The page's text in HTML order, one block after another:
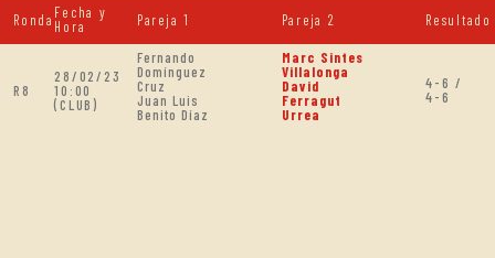
Ronda Fecha y
Hora
Pareja 1 Pareja 2 Resultado
R8
28/02/23
10:00
(CLUB)
Fernando
Domínguez
Cruz
Juan Luis
Benito Díaz
Marc Sintes
Villalonga
David
Ferragut
Urrea
4-6 /
4-6